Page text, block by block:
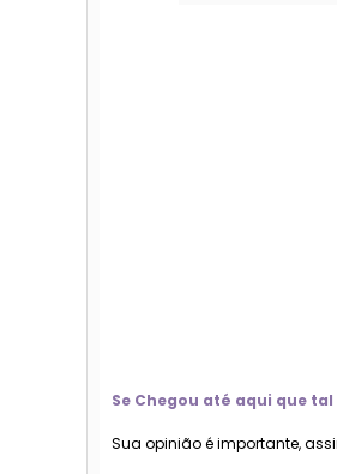
Se Chegou até aqui que
Sua opinião é importante,